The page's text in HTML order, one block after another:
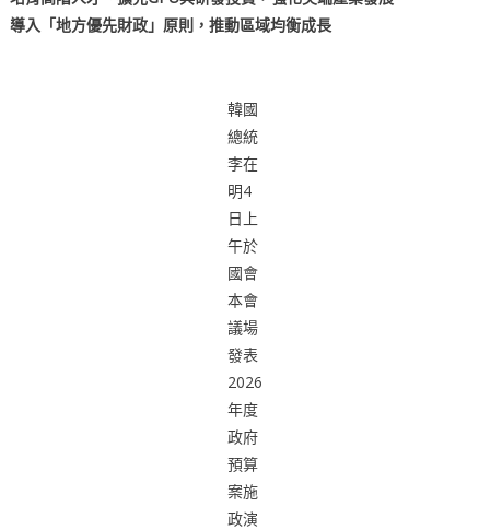
導入「地方優先財政」原則，推動區域均衡成長
韓國
總統
李在
明4
日上
午於
國會
本會
議場
發表
2026
年度
政府
預算
案施
政演